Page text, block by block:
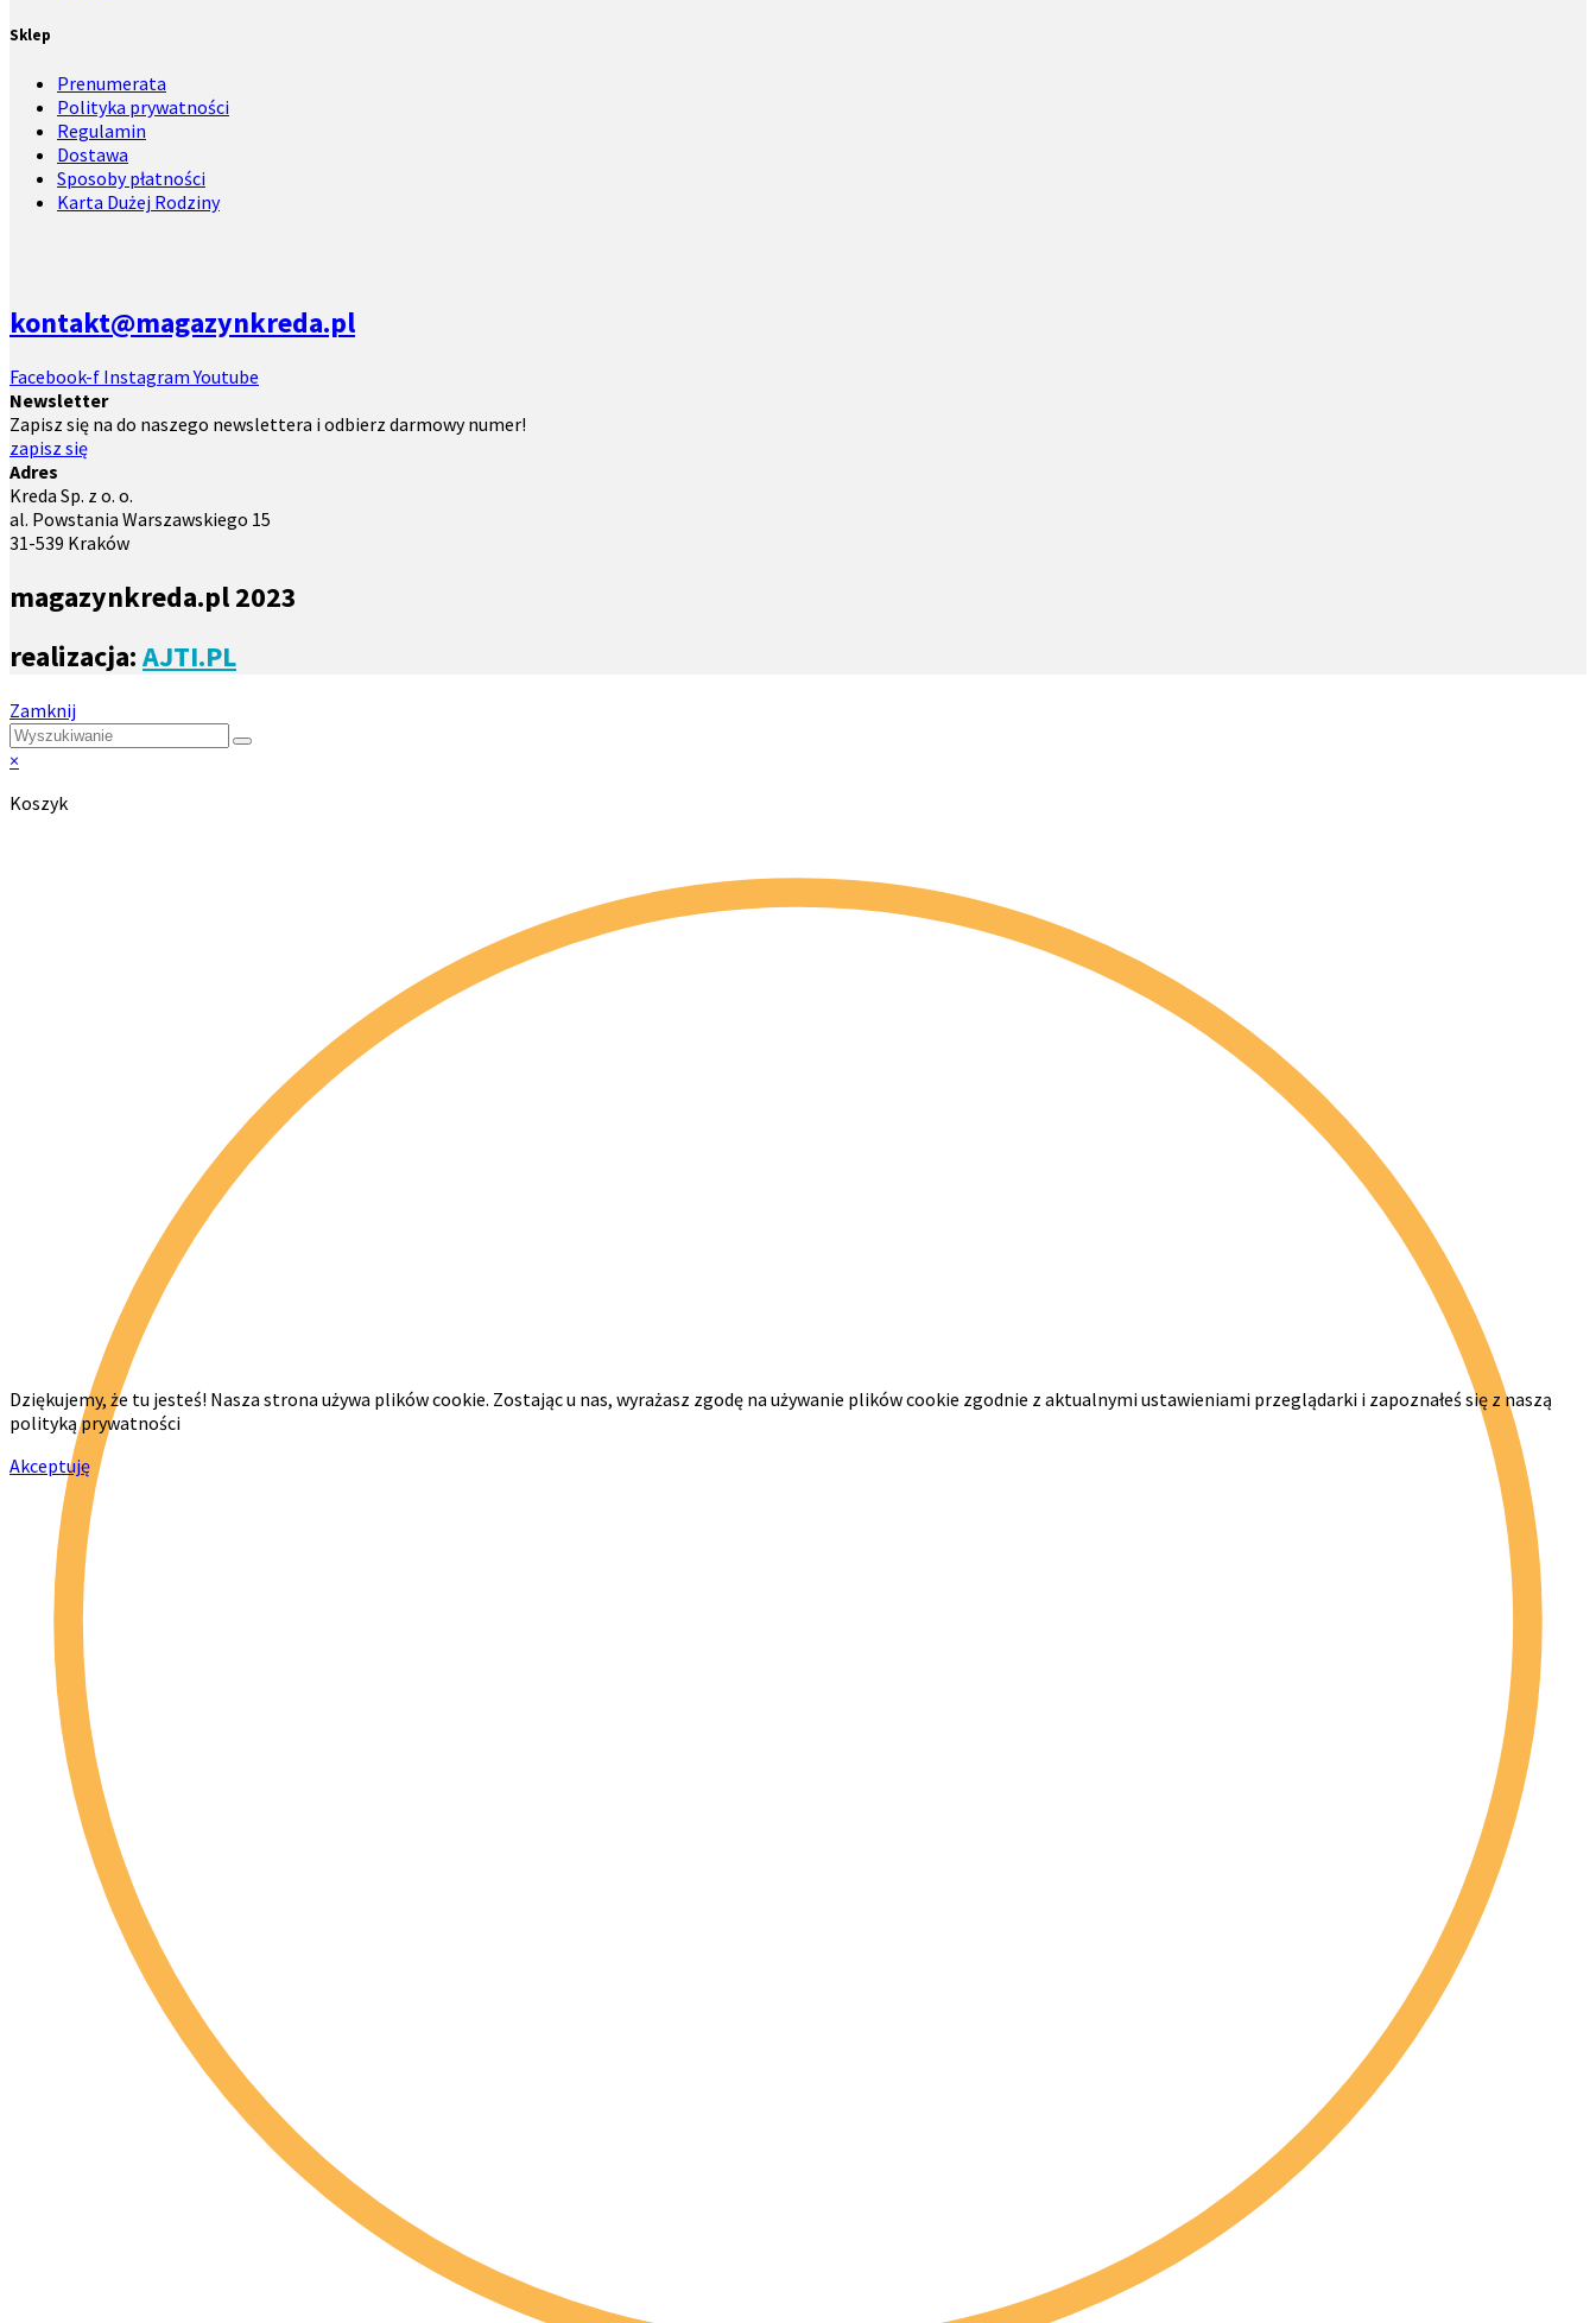
Sklep
Prenumerata
Polityka prywatności
Regulamin
Dostawa
Sposoby płatności
Karta Dużej Rodziny
kontakt@magazynkreda.pl
Facebook-f Instagram Youtube
Newsletter
Zapisz się na do naszego newslettera i odbierz darmowy numer!
zapisz się
Adres
Kreda Sp. z o. o.
al. Powstania Warszawskiego 15
31-539 Kraków
magazynkreda.pl 2023
realizacja:AJTI.PL
Zamknij
×
Koszyk
Dziękujemy, że tu jesteś! Nasza strona używa plików cookie. Zostając u nas, wyrażasz zgodę na używanie plików cookie zgodnie z aktualnymi ustawieniami przeglądarki i zapoznałeś się z naszą
polityką prywatności
Akceptuję